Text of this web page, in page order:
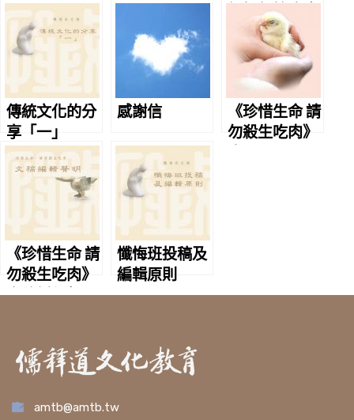
經解怨始病癒
傳統文化的分
享「一」
感謝信
《珍惜生命 請
勿殺生吃肉》
《珍惜生命 請
勿殺生吃肉》
文稿編輯聲明
懺悔班投稿及
編輯原則
amtb@amtb.tw